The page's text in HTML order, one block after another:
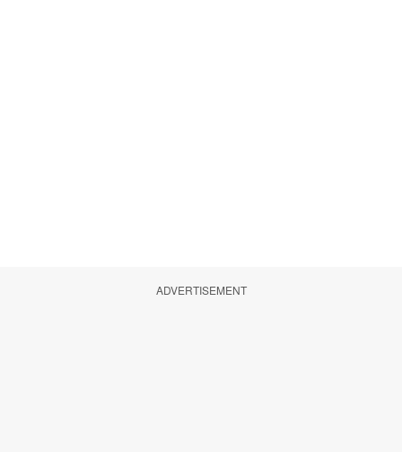
ADVERTISEMENT